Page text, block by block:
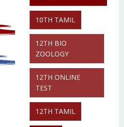
10TH TAMIL
12TH BIO
ZOOLOGY
12TH ONLINE
TEST
12TH TAMIL